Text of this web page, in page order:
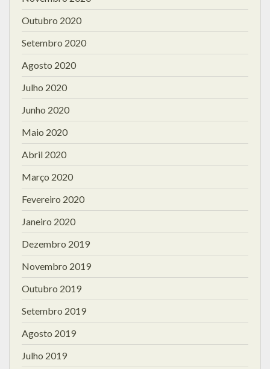
Outubro 2020
Setembro 2020
Agosto 2020
Julho 2020
Junho 2020
Maio 2020
Abril 2020
Março 2020
Fevereiro 2020
Janeiro 2020
Dezembro 2019
Novembro 2019
Outubro 2019
Setembro 2019
Agosto 2019
Julho 2019